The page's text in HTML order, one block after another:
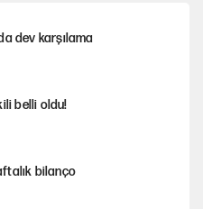
dev karşılama
belli oldu!
bilanço